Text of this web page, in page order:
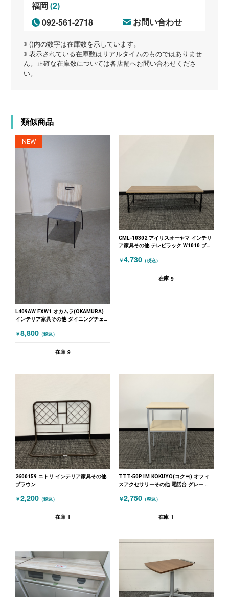
福岡(2)
092-561-2718
お問い合わせ
※ ()内の数字は在庫数を示しています。
※ 表示されている在庫数はリアルタイムのものではありませ
ん。正確な在庫数については各店舗へお問い合わせくださ
い。
類似商品
NEW
L409AW FXW1 オカムラ(OKAMURA)
インテリア家具その他 ダイニングチェア
ア グレー 木目（ナチュラル）
￥8,800 （税込）
在庫 9
CML-10302 アイリスオーヤマ インテリ
ア家具その他 テレビラック W1010 ブラ
￥4,730 （税込）
在庫 9
2600159 ニトリ インテリア家具その他
ブラウン
￥2,200 （税込）
在庫 1
TTT-50P1M KOKUYO(コクヨ) オフィ
スアクセサリーその他 電話台 グレー 木
￥2,750 （税込）
在庫 1